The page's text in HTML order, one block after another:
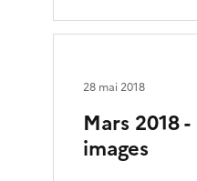
Mars 2018
images
28 mai 2018